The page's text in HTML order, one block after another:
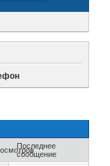
Последнее
сообщение